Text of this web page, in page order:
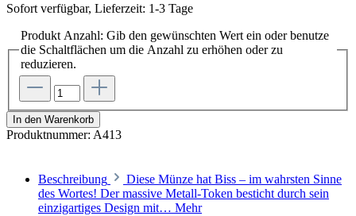
Sofort verfügbar, Lieferzeit: 1-3 Tage
Produkt Anzahl: Gib den gewünschten Wert ein oder benutze
die Schaltflächen um die Anzahl zu erhöhen oder zu
reduzieren.
In den Warenkorb
Produktnummer: A413
Beschreibung
Diese Münze hat Biss – im wahrsten Sinne
des Wortes! Der massive Metall-Token besticht durch sein
einzigartiges Design mit… Mehr